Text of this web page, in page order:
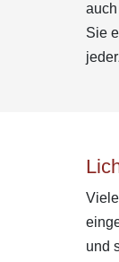
Sie
und